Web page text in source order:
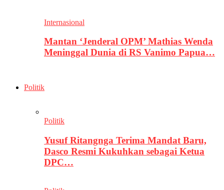
Internasional
Mantan ‘Jenderal OPM’ Mathias Wenda
Meninggal Dunia di RS Vanimo Papua…
Politik
Politik
Yusuf Ritangnga Terima Mandat Baru,
Dasco Resmi Kukuhkan sebagai Ketua
DPC…